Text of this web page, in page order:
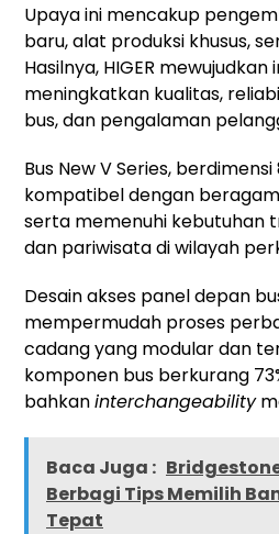
Upaya ini mencakup
baru, alat produksi khusus,
Hasilnya, HIGER mewujudkan
meningkatkan kualitas,
bus, dan pengalaman
Bus New V Series,
kompatibel dengan
serta memenuhi kebutuhan
dan pariwisata di wilayah
Desain akses panel depan
mempermudah proses
cadang yang modular dan
komponen bus berkurang
bahkaninterchangeability
Baca Juga :
Berbagi Tips Memilih
Tepat